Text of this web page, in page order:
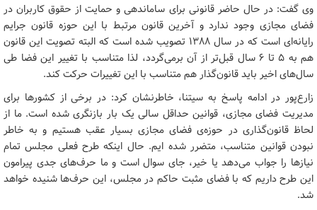
وی گفت: در حال حاضر قانونی برای ساماندهی و حمایت از حقوق کاربران در
فضای مجازی وجود ندارد و آخرین قانون مرتبط با این حوزه قانون جرایم
رایانه‌ای است که در سال 1388 تصویب شده است که البته تصویت این قانون
هم به 5 تا 6 سال قبل‌تر از آن برمی‌گردد، لذا متناسب با تغییر این فضا طی
سال‌های اخیر باید قانون‌گذار هم متناسب با این تغییرات حرکت کند.
زارع‌پور در ادامه پاسخ به سیتنا، خاطرنشان کرد: در برخی از کشورها برای
مدیریت فضای مجازی، قوانین حداقل سالی یک بار بازنگری شده است. ما از
لحاظ قانون‌گذاری در حوزه‌ی فضای مجازی بسیار عقب هستیم و به خاطر
نبودن قوانین متناسب، متضرر شده ایم. حال اینکه طرح فعلی مجلس تمام
نیازها را جواب می‌دهد یا خیر، جای سوال است و ما حرف‌های جدی پیرامون
این طرح داریم که با فضای مثبت حاکم در مجلس، این حرف‌ها شنیده خواهد
شد.